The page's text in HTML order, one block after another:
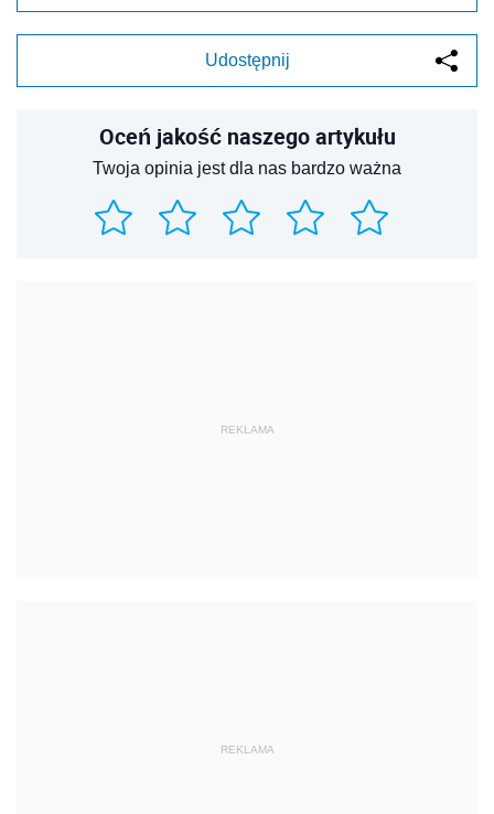
Udostępnij
Oceń jakość naszego artykułu
Twoja opinia jest dla nas bardzo ważna
REKLAMA
REKLAMA